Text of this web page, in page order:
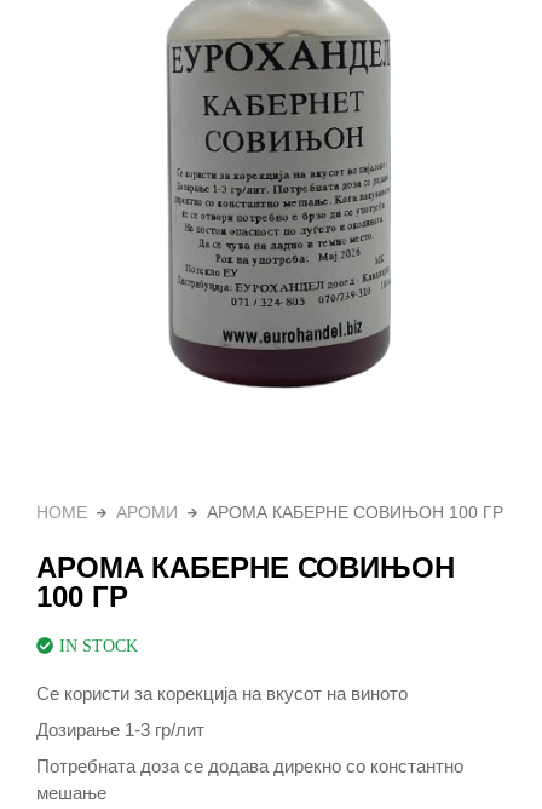
HOME АРОМИ АРОМА КАБЕРНЕ СОВИЊОН 100 ГР
АРОМА КАБЕРНЕ СОВИЊОН
100 ГР
IN STOCK
Се користи за корекција на вкусот на виното
Дозирање 1-3 гр/лит
Потребната доза се додава дирекно со константно
мешање